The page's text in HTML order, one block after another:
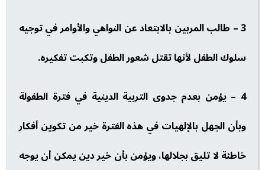
3 – طالب المربين بالابتعاد عن النواهي والأوامر في توجيه
سلوك الطفل لأنها تقتل شعور الطفل وتكبت تفكيره.
4 – يؤمن بعدم جدوى التربية الدينية في فترة الطفولة
وبأن الجهل بالإلهيات في هذه الفترة خير من تكوين أفكار
خاطئة لا تليق بجلالها، ويؤمن بأن خير دين يمكن أن يوجه